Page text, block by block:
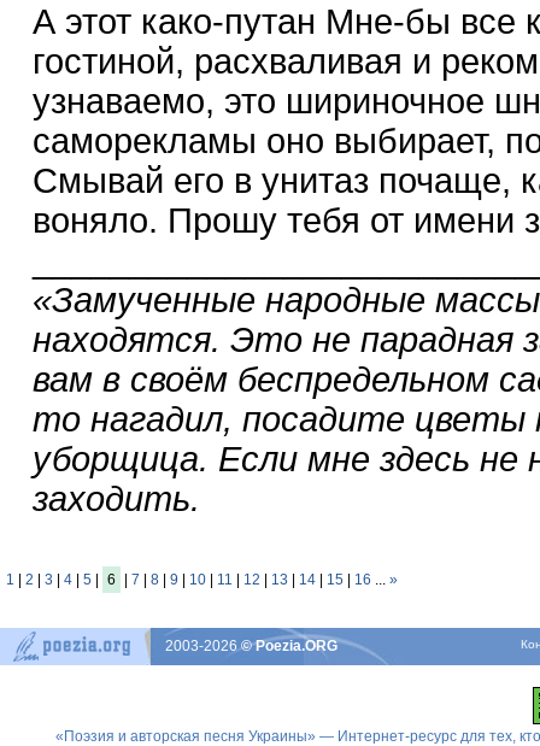
А этот како-путан Мне-бы все
гостиной, расхваливая и
узнаваемо, это шириночное
саморекламы оно выбирает,
Смывай его в унитаз почаще,
воняло. Прошу тебя от имени
«Замученные народные
находятся. Это не парадная
вам в своём беспредельном
то нагадил, посадите
уборщица. Если мне здесь не
заходить.
1 2 3 4 5 6 7 8 9 10 11 12 13 14 15 16 ... »
2003-2026© Poezia.ORG
«Поэзия и авторская песня Украины» — Интернет-ресурс для тех,